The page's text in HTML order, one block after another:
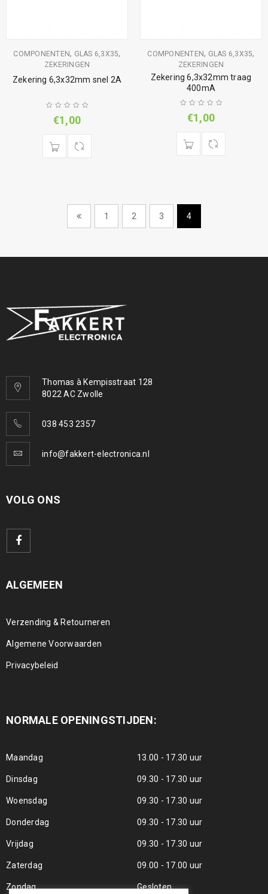
COMPONENTEN, GLAS 6,3X35,
ZEKERINGEN
Zekering 6,3x32mm snel 2A
€1,00
COMPONENTEN, GLAS 6,3X35,
ZEKERINGEN
Zekering 6,3x32mm traag
400mA
€1,00
1 2 3 4
Thomas à Kempisstraat 128
8022 AC Zwolle
038 453 2357
info@fakkert-electronica.nl
VOLG ONS
ALGEMEEN
Verzending & Retourneren
Algemene Voorwaarden
Privacybeleid
NORMALE OPENINGSTIJDEN:
Maandag 13.00 - 17.30 uur
Dinsdag 09.30 - 17.30 uur
Woensdag 09.30 - 17.30 uur
Donderdag 09.30 - 17.30 uur
Vrijdag 09.30 - 17.30 uur
Zaterdag 09.00 - 17.00 uur
Zondag Gesloten